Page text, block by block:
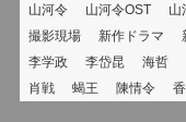
山河令
山河令OST 山
撮影現場
新作ドラマ
李学政
李岱昆 海哲
肖戦
蝎王 陳情令